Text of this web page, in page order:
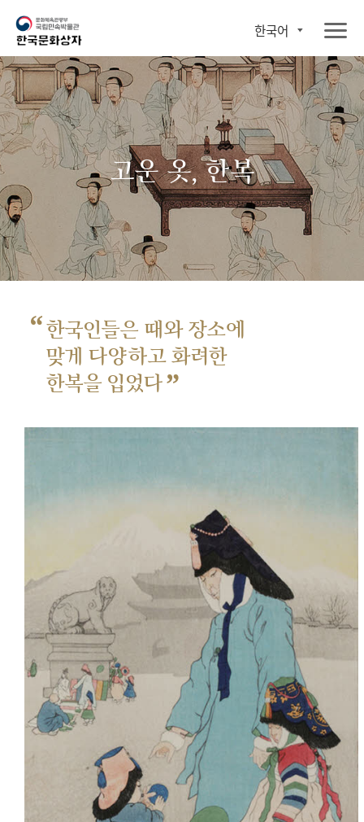
한국어
고운 옷, 한복
“한국인들은 때와 장소에
맞게 다양하고 화려한
한복을 입었다”